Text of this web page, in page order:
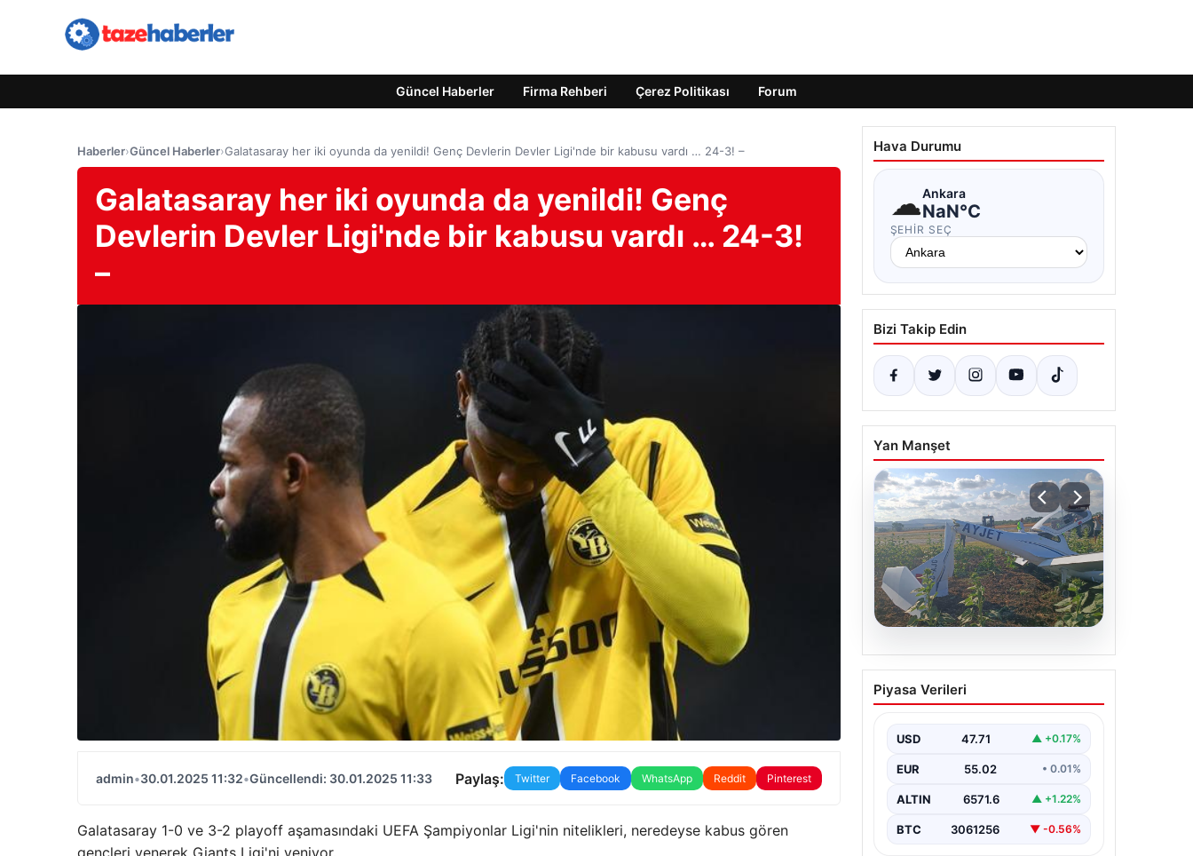
Güncel Haberler Firma Rehberi Çerez Politikası Forum
Haberler›Güncel Haberler›Galatasaray her iki oyunda da yenildi! Genç Devlerin Devler Ligi'nde bir kabusu vardı … 24-3! –
Galatasaray her iki oyunda da yenildi! Genç
Devlerin Devler Ligi'nde bir kabusu vardı … 24-3!
–
admin•30.01.2025 11:32•Güncellendi: 30.01.2025 11:33 Paylaş: Twitter Facebook WhatsApp Reddit Pinterest
Galatasaray 1-0 ve 3-2 playoff aşamasındaki UEFA Şampiyonlar Ligi'nin nitelikleri, neredeyse kabus gören
Hava Durumu
☁Ankara
NaN°C
ŞEHIR SEÇ
Bizi Takip Edin
Yan Manşet
Eğitim uçağı sert iniş
yaptı. Öğrenci pilot
Piyasa Verileri
USD 47.71 ▲ +0.17%
EUR 55.02 • 0.01%
ALTIN 6571.6 ▲ +1.22%
BTC 3061256 ▼ -0.56%